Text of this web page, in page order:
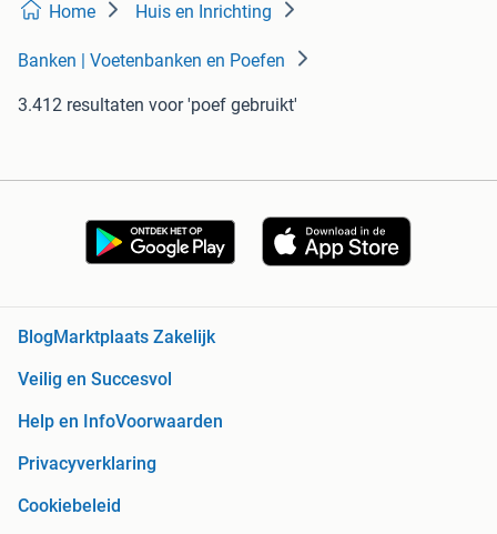
Home Huis en Inrichting
Banken | Voetenbanken en Poefen
3.412 resultaten voor 'poef gebruikt'
BlogMarktplaats Zakelijk
Veilig en Succesvol
Help en InfoVoorwaarden
Privacyverklaring
Cookiebeleid